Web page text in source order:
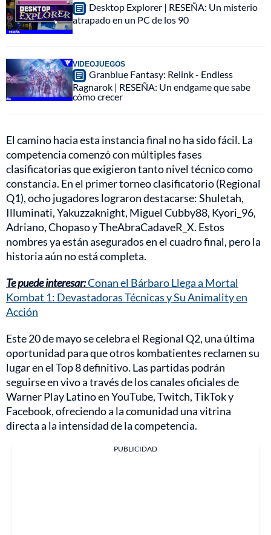
Desktop Explorer | RESEÑA: Un misterio
atrapado en un PC de los 90
VIDEOJUEGOS
Granblue Fantasy: Relink - Endless
Ragnarok | RESEÑA: Un endgame que sabe
cómo crecer
El camino hacia esta instancia final no ha sido fácil. La
competencia comenzó con múltiples fases
clasificatorias que exigieron tanto nivel técnico como
constancia. En el primer torneo clasificatorio (Regional
Q1), ocho jugadores lograron destacarse: Shuletah,
Illuminati, Yakuzzaknight, Miguel Cubby88, Kyori_96,
Adriano, Chopaso y TheAbraCadaveR_X. Estos
nombres ya están asegurados en el cuadro final, pero la
historia aún no está completa.
Te puede interesar:Conan el Bárbaro Llega a Mortal
Kombat 1: Devastadoras Técnicas y Su Animality en
Acción
Este 20 de mayo se celebra el Regional Q2, una última
oportunidad para que otros kombatientes reclamen su
lugar en el Top 8 definitivo. Las partidas podrán
seguirse en vivo a través de los canales oficiales de
Warner Play Latino en YouTube, Twitch, TikTok y
Facebook, ofreciendo a la comunidad una vitrina
directa a la intensidad de la competencia.
PUBLICIDAD